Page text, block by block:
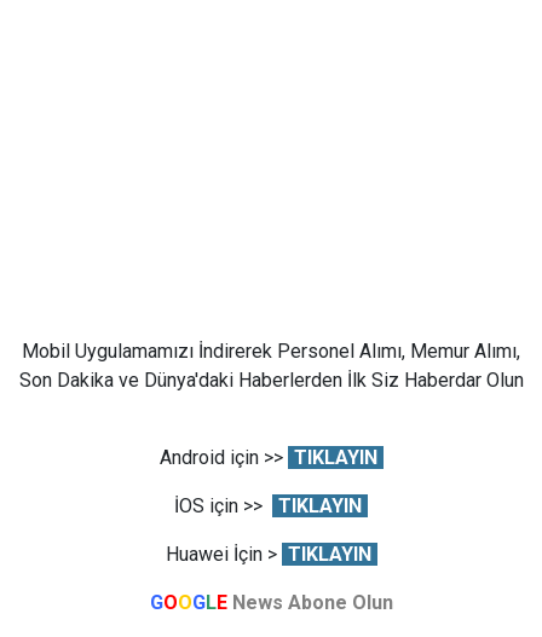
Mobil Uygulamamızı İndirerek Personel Alımı, Memur Alımı,
Son Dakika ve Dünya'daki Haberlerden İlk Siz Haberdar Olun
Android için >> TIKLAYIN
İOS için >> TIKLAYIN
Huawei İçin > TIKLAYIN
GOOGLE News Abone Olun